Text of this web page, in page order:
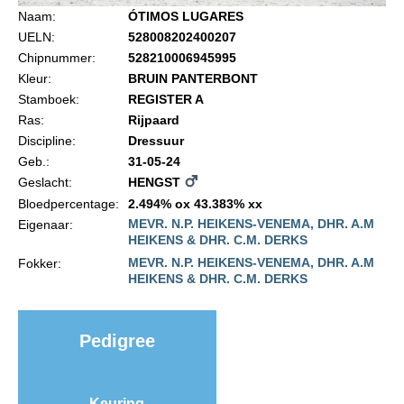
Import registratie
Veulenregistratie
I&R Registratie
Informatie overschrijven paspoort
Formulier overschrijven op naam
Animal Health Regulation
Gids voor Goede Praktijken
Tarievenlijst
Naam:
ÓTIMOS LUGARES
UELN:
528008202400207
Chipnummer:
528210006945995
Kleur:
BRUIN PANTERBONT
Stamboek:
REGISTER A
Ras:
Rijpaard
Discipline:
Dressuur
Geb.:
31-05-24
Geslacht:
HENGST
Bloedpercentage:
2.494% ox 43.383% xx
Eigenaar:
MEVR. N.P. HEIKENS-VENEMA, DHR. A.M
HEIKENS & DHR. C.M. DERKS
Fokker:
MEVR. N.P. HEIKENS-VENEMA, DHR. A.M
HEIKENS & DHR. C.M. DERKS
Pedigree